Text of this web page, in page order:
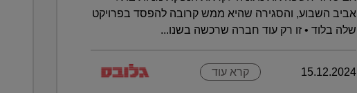
אביב השבוע, והסגירה שהיא ממש קרובה להפסד בפרויקט
שלה בלוד • זו רק עוד חברה שרכשה בשנו...
15.12.2024 קרא עוד